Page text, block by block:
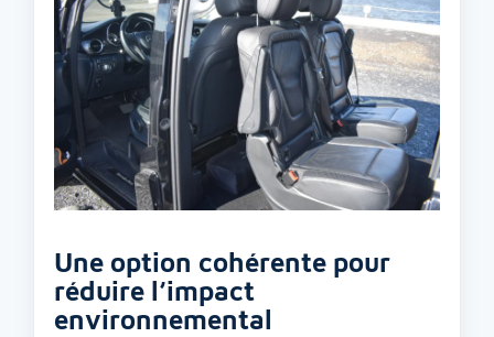
Une option cohérente pour
réduire l’impact
environnemental